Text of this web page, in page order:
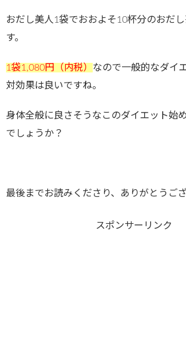
おだし美人1袋でおおよそ10杯分のおだ
す。
1袋1,080円（内税） なので一般的なダイ
対効果は良いですね。
身体全般に良さそうなこのダイエット始
でしょうか？
最後までお読みくださり、ありがとうご
スポンサーリンク